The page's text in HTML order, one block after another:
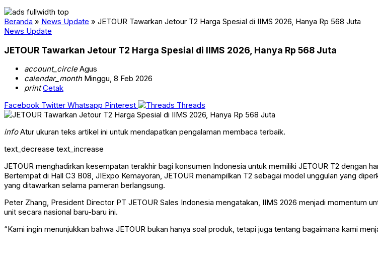
Beranda » News Update » JETOUR Tawarkan Jetour T2 Harga Spesial di IIMS 2026, Hanya Rp 568 Juta
News Update
JETOUR Tawarkan Jetour T2 Harga Spesial di IIMS 2026, Hanya Rp 568 Juta
account_circleAgus
calendar_monthMinggu, 8 Feb 2026
print Cetak
Facebook Twitter Whatsapp Pinterest Threads
infoAtur ukuran teks artikel ini untuk mendapatkan pengalaman membaca terbaik.
text_decrease text_increase
JETOUR menghadirkan kesempatan terakhir bagi konsumen Indonesia untuk memiliki JETOUR T2 dengan
Bertempat di Hall C3 B08, JIExpo Kemayoran, JETOUR menampilkan T2 sebagai model unggulan yang
yang ditawarkan selama pameran berlangsung.
Peter Zhang, President Director PT JETOUR Sales Indonesia mengatakan, IIMS 2026 menjadi momentum
unit secara nasional baru-baru ini.
“Kami ingin menunjukkan bahwa JETOUR bukan hanya soal produk, tetapi juga tentang bagaimana kami